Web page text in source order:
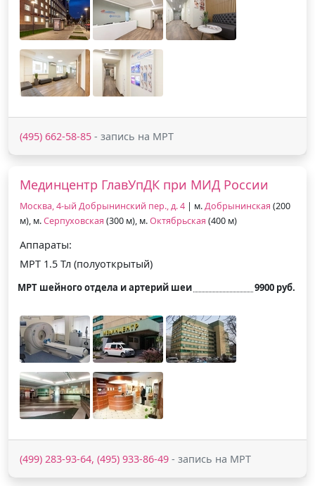
(495) 662-58-85 - запись на МРТ
Мединцентр ГлавУпДК при МИД России
Москва, 4-ый Добрынинский пер., д. 4 | м.Добрынинская (200
м), м.Серпуховская (300 м), м.Октябрьская (400 м)
Аппараты:
МРТ 1.5 Тл (полуоткрытый)
МРТ шейного отдела и артерий шеи 9900 руб.
(499) 283-93-64, (495) 933-86-49 - запись на МРТ